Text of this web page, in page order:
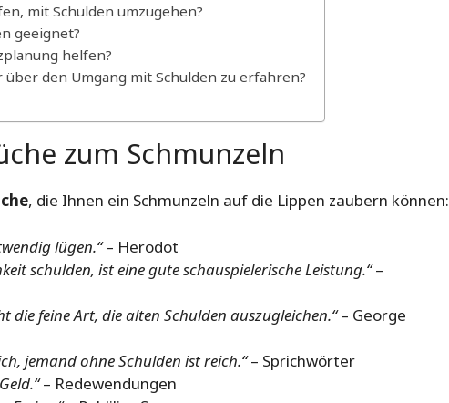
mit Schulden umzugehen?
geeignet?
helfen?
den Umgang mit Schulden zu erfahren?
zum Schmunzeln
, die Ihnen ein Schmunzeln auf die Lippen zaubern können:
lügen.“– Herodot
schulden, ist eine gute schauspielerische Leistung.“–
die feine Art, die alten Schulden auszugleichen.“– George
jemand ohne Schulden ist reich.“– Sprichwörter
– Redewendungen